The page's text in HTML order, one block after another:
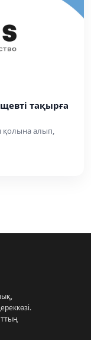
тақырға
қолына алып,